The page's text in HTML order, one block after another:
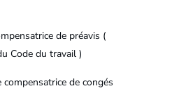
de préavis (
Code du travail )
de congés